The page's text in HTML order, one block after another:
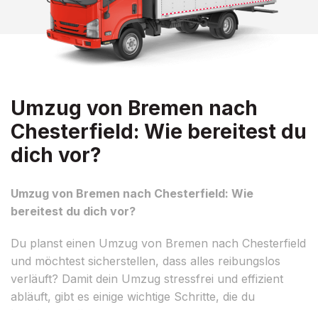
Umzug von Bremen nach
Chesterfield: Wie bereitest du
dich vor?
Umzug von Bremen nach Chesterfield: Wie
bereitest du dich vor?
Du planst einen Umzug von Bremen nach Chesterfield
und möchtest sicherstellen, dass alles reibungslos
verläuft? Damit dein Umzug stressfrei und effizient
abläuft, gibt es einige wichtige Schritte, die du